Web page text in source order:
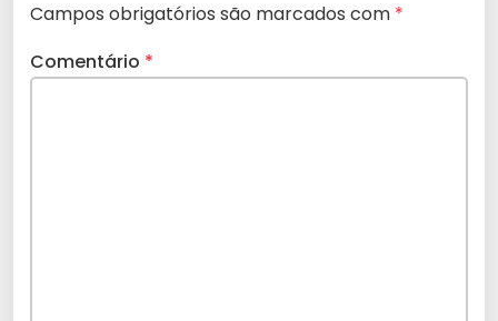
Campos obrigatórios são marcados com *
Comentário *